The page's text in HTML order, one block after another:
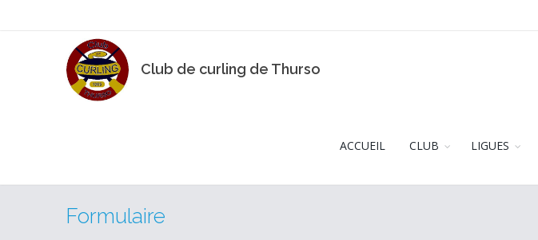
Club de curling de Thurso
ACCUEIL CLUB LIGUES
Formulaire